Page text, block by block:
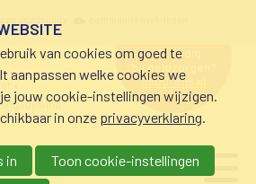
•
hulp nodig
bij geldzorgen?
0800-8115.nl
van cookies om goed te
aanpassen welke cookies we
jouw cookie-instellingen wijzigen.
in onze privacyverklaring.
in
Toon cookie-instellingen